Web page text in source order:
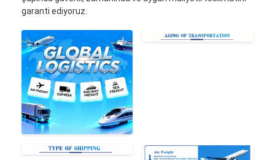
garanti ediyoruz.